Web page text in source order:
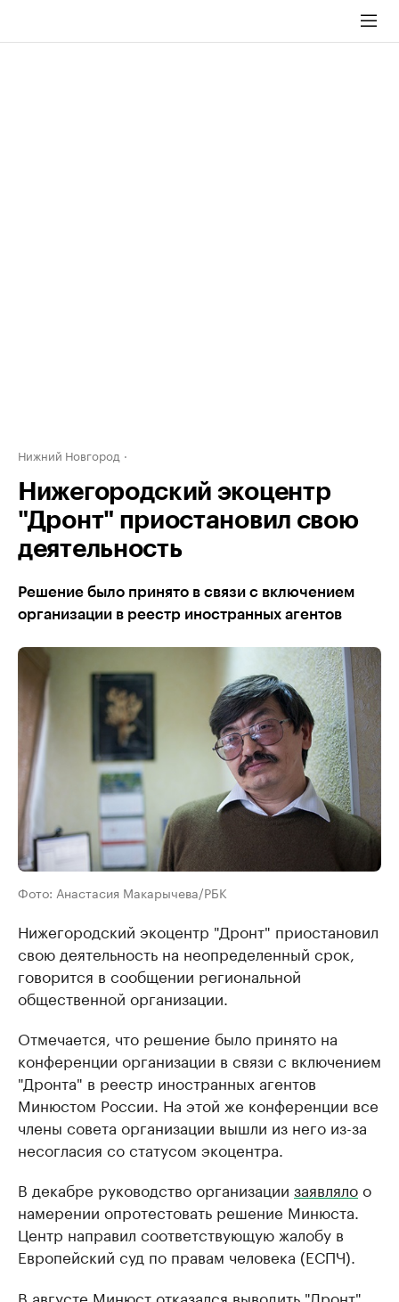
Нижний Новгород
Нижегородский экоцентр
"Дронт" приостановил свою
деятельность
Решение было принято в связи с включением
организации в реестр иностранных агентов
Фото: Анастасия Макарычева/РБК
Нижегородский экоцентр "Дронт" приостановил
свою деятельность на неопределенный срок,
говорится в сообщении региональной
общественной организации.
Отмечается, что решение было принято на
конференции организации в связи с включением
"Дронта" в реестр иностранных агентов
Минюстом России. На этой же конференции все
члены совета организации вышли из него из-за
несогласия со статусом экоцентра.
В декабре руководство организации заявлялоо
намерении опротестовать решение Минюста.
Центр направил соответствующую жалобу в
Европейский суд по правам человека (ЕСПЧ).
В августе Минюстотказался выводить "Дронт"